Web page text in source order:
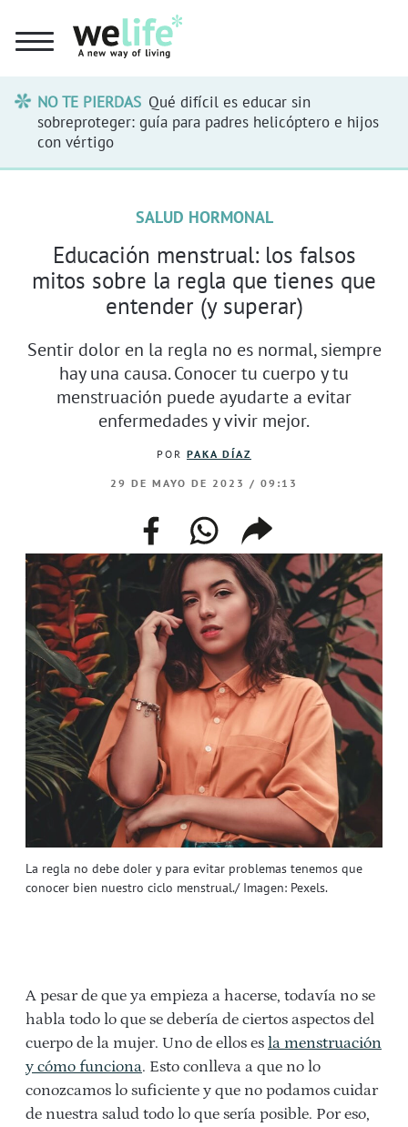
NO TE PIERDAS Qué difícil es educar sin
sobreproteger: guía para padres helicóptero e hijos
con vértigo
La regla no debe doler y para evitar problemas tenemos que
conocer bien nuestro ciclo menstrual./ Imagen: Pexels.
SALUD HORMONAL
Educación menstrual: los falsos
mitos sobre la regla que tienes que
entender (y superar)
Sentir dolor en la regla no es normal, siempre
hay una causa. Conocer tu cuerpo y tu
menstruación puede ayudarte a evitar
enfermedades y vivir mejor.
POR PAKA DÍAZ
29 DE MAYO DE 2023 / 09:13
facebookwhatsappcompartir
enlace
A pesar de que ya empieza a hacerse, todavía no se
habla todo lo que se debería de ciertos aspectos del
cuerpo de la mujer. Uno de ellos es la menstruación
y cómo funciona. Esto conlleva a que no lo
conozcamos lo suficiente y que no podamos cuidar
de nuestra salud todo lo que sería posible. Por eso,